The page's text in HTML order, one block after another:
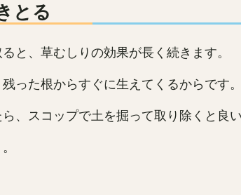
とる
と、草むしりの効果が長く続きます。
った根からすぐに生えてくるからです。
、スコップで土を掘って取り除くと良い